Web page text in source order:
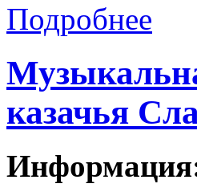
Подробнее
казачья